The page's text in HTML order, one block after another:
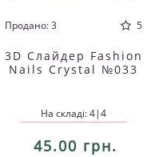
Продано: 3 5
3D Слайдер Fashion
Nails Crystal №033
На складі: 4|4
45.00 грн.